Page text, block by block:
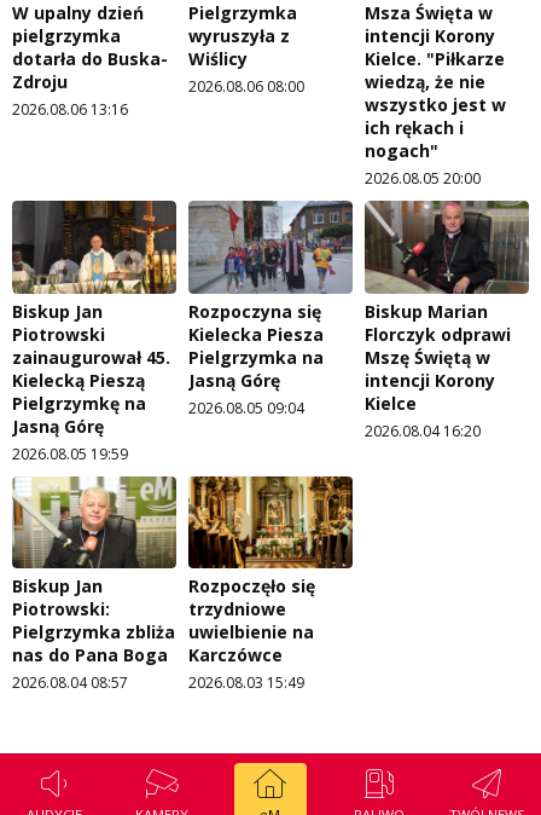
W upalny dzień
pielgrzymka
dotarła do Buska-
Zdroju
2026.08.06 13:16
Pielgrzymka
wyruszyła z
Wiślicy
2026.08.06 08:00
Msza Święta w
intencji Korony
Kielce. "Piłkarze
wiedzą, że nie
wszystko jest w
ich rękach i
nogach"
2026.08.05 20:00
Biskup Jan
Piotrowski
zainaugurował 45.
Kielecką Pieszą
Pielgrzymkę na
Jasną Górę
2026.08.05 19:59
Rozpoczyna się
Kielecka Piesza
Pielgrzymka na
Jasną Górę
2026.08.05 09:04
Biskup Marian
Florczyk odprawi
Mszę Świętą w
intencji Korony
Kielce
2026.08.04 16:20
Biskup Jan
Piotrowski:
Pielgrzymka zbliża
nas do Pana Boga
2026.08.04 08:57
Rozpoczęło się
trzydniowe
uwielbienie na
Karczówce
2026.08.03 15:49